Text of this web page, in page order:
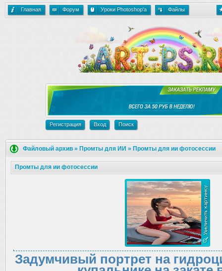
Главная Форум Уроки Photoshop'a Файлы
Регистрация Вход Поиск
Файловый архив » Промты для ИИ » Промты для ии фотосессии
Промты для ии фотосессии
Задумчивый портрет на